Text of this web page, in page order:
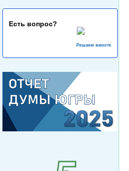
Есть вопрос?
Решаем вместе